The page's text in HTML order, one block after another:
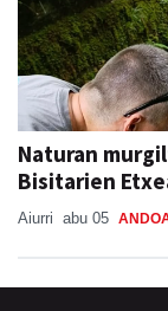
Naturan
Bisitarien
Aiurri abu 05